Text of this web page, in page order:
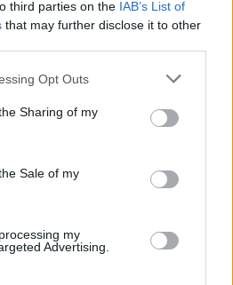
third parties on the IAB’s List of
that may further disclose it to other
Opt Outs
Sharing of my
Sale of my
my
Advertising.